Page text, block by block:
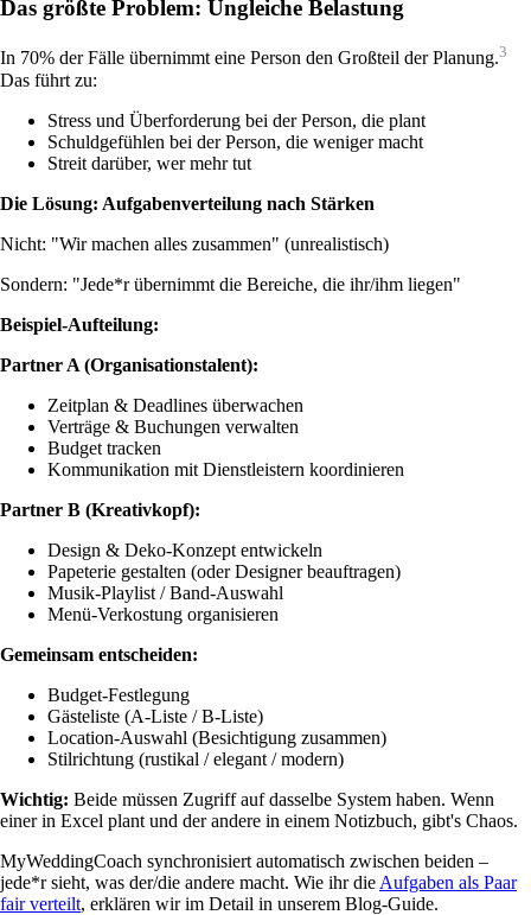
Das größte Problem: Ungleiche Belastung
In 70% der Fälle übernimmt eine Person den Großteil der Planung.3
Das führt zu:
Stress und Überforderung bei der Person, die plant
Schuldgefühlen bei der Person, die weniger macht
Streit darüber, wer mehr tut
Die Lösung: Aufgabenverteilung nach Stärken
Nicht: "Wir machen alles zusammen" (unrealistisch)
Sondern: "Jede*r übernimmt die Bereiche, die ihr/ihm liegen"
Beispiel-Aufteilung:
Partner A (Organisationstalent):
Zeitplan & Deadlines überwachen
Verträge & Buchungen verwalten
Budget tracken
Kommunikation mit Dienstleistern koordinieren
Partner B (Kreativkopf):
Design & Deko-Konzept entwickeln
Papeterie gestalten (oder Designer beauftragen)
Musik-Playlist / Band-Auswahl
Menü-Verkostung organisieren
Gemeinsam entscheiden:
Budget-Festlegung
Gästeliste (A-Liste / B-Liste)
Location-Auswahl (Besichtigung zusammen)
Stilrichtung (rustikal / elegant / modern)
Wichtig: Beide müssen Zugriff auf dasselbe System haben. Wenn
einer in Excel plant und der andere in einem Notizbuch, gibt's Chaos.
MyWeddingCoach synchronisiert automatisch zwischen beiden –
jede*r sieht, was der/die andere macht. Wie ihr die Aufgaben als Paar
fair verteilt, erklären wir im Detail in unserem Blog-Guide.